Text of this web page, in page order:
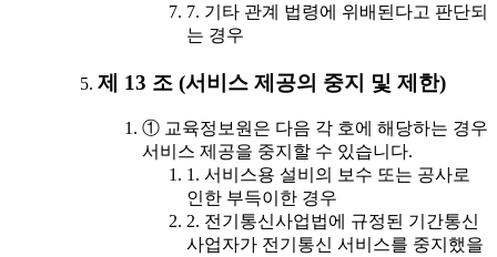
7. 기타 관계 법령에 위배된다고 판단되
는 경우
제 13 조 (서비스 제공의 중지 및 제한)
① 교육정보원은 다음 각 호에 해당하는 경우
서비스 제공을 중지할 수 있습니다.
1. 서비스용 설비의 보수 또는 공사로
인한 부득이한 경우
2. 전기통신사업법에 규정된 기간통신
사업자가 전기통신 서비스를 중지했을